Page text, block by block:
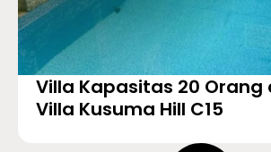
Villa Kapasitas 20 Orang
Villa Kusuma Hill C15